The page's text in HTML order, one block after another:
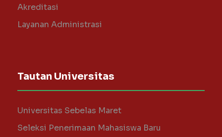
Akreditasi
Layanan Administrasi
Tautan Universitas
Universitas Sebelas Maret
Seleksi Penerimaan Mahasiswa Baru